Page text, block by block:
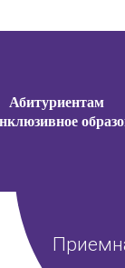
Абитуриентам